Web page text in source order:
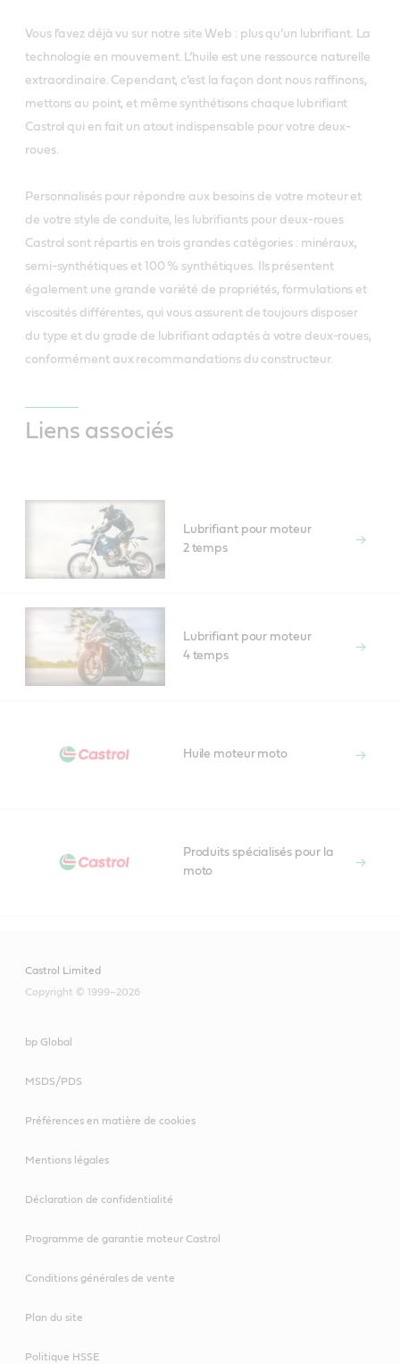
Vous l’avez déjà vu sur notre site Web : plus qu’un lubrifiant. La
technologie en mouvement. L’huile est une ressource naturelle
extraordinaire. Cependant, c’est la façon dont nous raffinons,
mettons au point, et même synthétisons chaque lubrifiant
Castrol qui en fait un atout indispensable pour votre deux-
roues.
Personnalisés pour répondre aux besoins de votre moteur et
de votre style de conduite, les lubrifiants pour deux-roues
Castrol sont répartis en trois grandes catégories : minéraux,
semi-synthétiques et 100 % synthétiques. Ils présentent
également une grande variété de propriétés, formulations et
viscosités différentes, qui vous assurent de toujours disposer
du type et du grade de lubrifiant adaptés à votre deux-roues,
conformément aux recommandations du constructeur.
Liens associés
Lubrifiant pour moteur
2 temps
Lubrifiant pour moteur
4 temps
Huile moteur moto
Produits spécialisés pour la
moto
Castrol Limited
Copyright © 1999–2026
bp Global
MSDS/PDS
Préférences en matière de cookies
Mentions légales
Déclaration de confidentialité
Programme de garantie moteur Castrol
Conditions générales de vente
Plan du site
Politique HSSE